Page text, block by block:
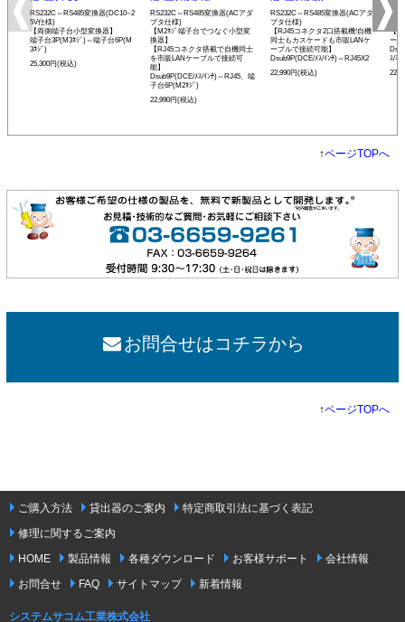
RS232C⇔RS485変換器(DC10~2
5V仕様)
【両側端子台小型変換器】
端子台3P(M3ﾈｼﾞ)⇔端子台6P(M
3ﾈｼﾞ)
25,300円(税込)
RS232C⇔RS485変換器(ACアダ
プタ仕様)
【M2ﾈｼﾞ端子台でつなぐ小型変
換器】
【RJ45コネクタ搭載で自機同士
を市販LANケーブルで接続可
能】
Dsub9P(DCE/ﾒｽ/ｲﾝﾁ)⇔RJ45、端
子台6P(M2ﾈｼﾞ)
22,990円(税込)
RS232C⇔RS485変換器(ACアダ
プタ仕様)
【RJ45コネクタ2口搭載機!自機
同士もカスケードも市販LANケ
ーブルで接続可能】
Dsub9P(DCE/ﾒｽ/ｲﾝﾁ)⇔RJ45X2
22,990円(税込)
【
ー
ｽ/ﾐﾘ)
↑ページTOPへ
お問合せはコチラから
↑ページTOPへ
ご購入方法 貸出器のご案内
特定商取引法に基づく表記
修理に関するご案内
HOME
製品情報 各種ダウンロード お客様サポート
会社情報
お問合せ
FAQ サイトマップ 新着情報
システムサコム工業株式会社